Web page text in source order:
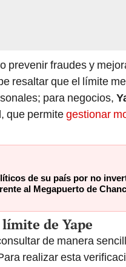
prevenir fraudes y
resaltar que el límite
para negocios,
que permitegestionar
de su país por no
al Megapuerto de
de Yape
de manera
realizar esta